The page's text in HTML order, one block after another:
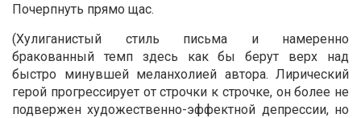
Почерпнуть прямо щас.
(Хулиганистый стиль письма и намеренно
бракованный темп здесь как бы берут верх над
быстро минувшей меланхолией автора. Лирический
герой прогрессирует от строчки к строчке, он более не
подвержен художественно-эффектной депрессии, но